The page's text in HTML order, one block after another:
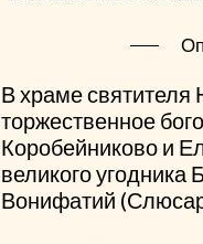
В храме святителя
торжественное
Коробейниково и
великого
Вонифатий